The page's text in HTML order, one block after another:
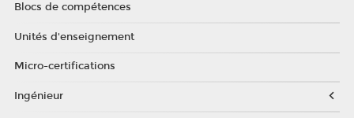
Blocs de compétences
Unités d'enseignement
Micro-certifications
Ingénieur